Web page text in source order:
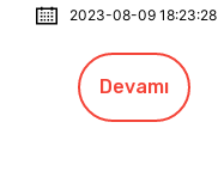
2023-08-09 18:23:28
Devamı